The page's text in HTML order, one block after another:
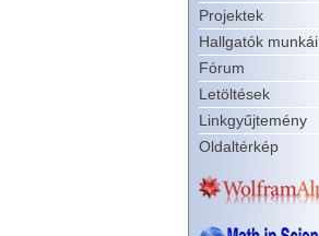
Projektek
Hallgatók munkái
Fórum
Letöltések
Linkgyűjtemény
Oldaltérkép